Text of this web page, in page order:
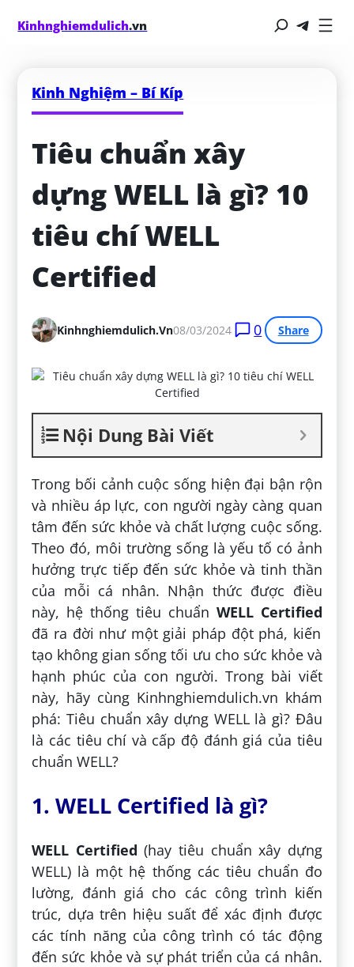
Kinhnghiemdulich.vn
Kinh Nghiệm – Bí Kíp
Tiêu chuẩn xây
dựng WELL là gì? 10
tiêu chí WELL
Certified
Kinhnghiemdulich.vn08/03/2024 0 Share
Nội Dung Bài Viết
Trong bối cảnh cuộc sống hiện đại bận rộn
và nhiều áp lực, con người ngày càng quan
tâm đến sức khỏe và chất lượng cuộc sống.
Theo đó, môi trường sống là yếu tố có ảnh
hưởng trực tiếp đến sức khỏe và tinh thần
của mỗi cá nhân. Nhận thức được điều
này, hệ thống tiêu chuẩn WELL Certified
đã ra đời như một giải pháp đột phá, kiến
tạo không gian sống tối ưu cho sức khỏe và
hạnh phúc của con người. Trong bài viết
này, hãy cùng Kinhnghiemdulich.vn khám
phá: Tiêu chuẩn xây dựng WELL là gì? Đâu
là các tiêu chí và cấp độ đánh giá của tiêu
chuẩn WELL?
1. WELL Certified là gì?
WELL Certified (hay tiêu chuẩn xây dựng
WELL) là một hệ thống các tiêu chuẩn đo
lường, đánh giá cho các công trình kiến
trúc, dựa trên hiệu suất để xác định được
các tính năng của công trình có tác động
đến sức khỏe và sự phát triển của cá nhân.